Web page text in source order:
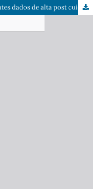
Seguimiento e intervención a pacientes dados de alta post cuidados intensivos producto de COVID-19